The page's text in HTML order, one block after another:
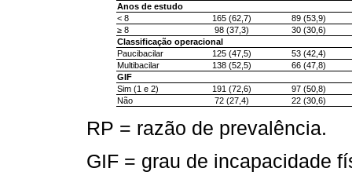
Anos de estudo
< 8
165 (62,7)
89 (53,9)
≥ 8
98 (37,3)
30 (30,6)
Classificação operacional
Paucibacilar
125 (47,5)
53 (42,4)
Multibacilar
138 (52,5)
66 (47,8)
GIF
Sim (1 e 2)
191 (72,6)
97 (50,8)
Não
72 (27,4) 22 (30,6)
RP = razão de prevalência.
GIF = grau de incapacidade